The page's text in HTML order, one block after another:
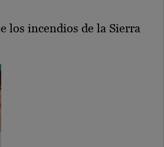
los incendios de la Sierra